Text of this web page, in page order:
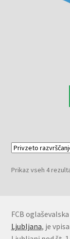
Prikaz vseh 4
FCB
Ljubljana, je